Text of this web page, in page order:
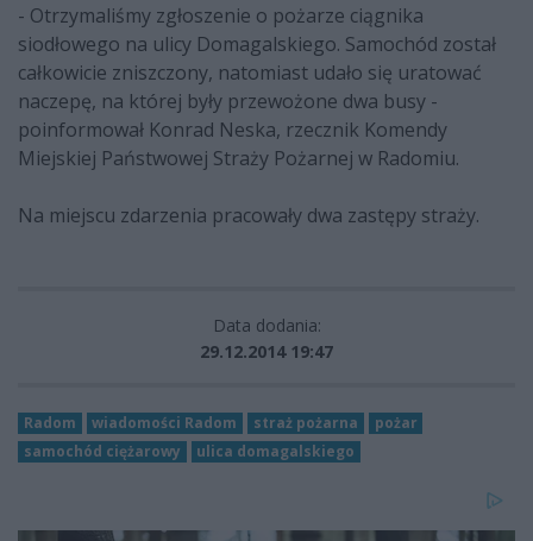
- Otrzymaliśmy zgłoszenie o pożarze ciągnika
siodłowego na ulicy Domagalskiego. Samochód został
całkowicie zniszczony, natomiast udało się uratować
naczepę, na której były przewożone dwa busy -
poinformował Konrad Neska, rzecznik Komendy
Miejskiej Państwowej Straży Pożarnej w Radomiu.
Na miejscu zdarzenia pracowały dwa zastępy straży.
Data dodania:
29.12.2014 19:47
Radom wiadomości Radom straż pożarna
pożar
samochód ciężarowy
ulica domagalskiego